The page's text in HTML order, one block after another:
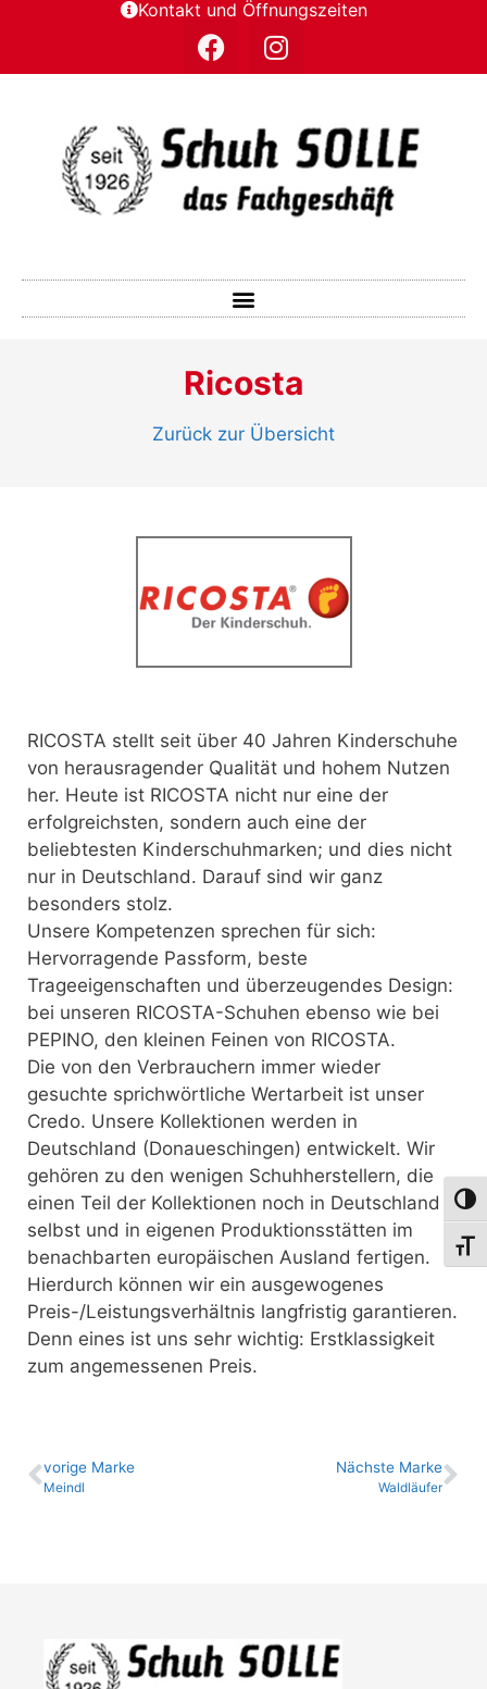
Kontakt und Öffnungszeiten
Ricosta
Zurück zur Übersicht
RICOSTA stellt seit über 40 Jahren Kinderschuhe
von herausragender Qualität und hohem Nutzen
her. Heute ist RICOSTA nicht nur eine der
erfolgreichsten, sondern auch eine der
beliebtesten Kinderschuhmarken; und dies nicht
nur in Deutschland. Darauf sind wir ganz
besonders stolz.
Unsere Kompetenzen sprechen für sich:
Hervorragende Passform, beste
Trageeigenschaften und überzeugendes Design:
bei unseren RICOSTA-Schuhen ebenso wie bei
PEPINO, den kleinen Feinen von RICOSTA.
Die von den Verbrauchern immer wieder
gesuchte sprichwörtliche Wertarbeit ist unser
Credo. Unsere Kollektionen werden in
Deutschland (Donaueschingen) entwickelt. Wir
gehören zu den wenigen Schuhherstellern, die
einen Teil der Kollektionen noch in Deutschland
selbst und in eigenen Produktionsstätten im
benachbarten europäischen Ausland fertigen.
Hierdurch können wir ein ausgewogenes
Preis-/Leistungsverhältnis langfristig garantieren.
Denn eines ist uns sehr wichtig: Erstklassigkeit
zum angemessenen Preis.
vo­ri­ge Marke
Meindl
Nächste Marke
Waldläufer